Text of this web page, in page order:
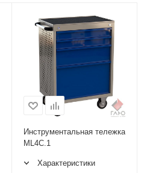
Инструментальная тележка
ML4C.1
Характеристики